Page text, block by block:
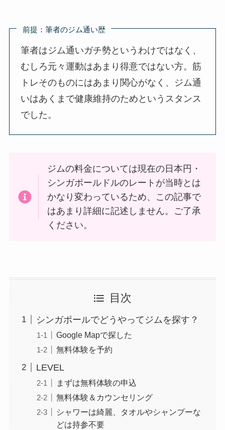
前提：筆者のジム通い歴
筆者はジム通いガチ勢というわけではなく、
むしろ元々運動はあまり得意ではない方。筋
トレそのものにはあまり関心がなく、ジム通
いはあくまで健康維持のためというスタンス
でした。
ジムの料金については現在の日本円・
シンガポールドルのレートが当時とは
かなり変わっているため、この記事で
はあまり詳細に記述しません。ご了承
ください。
目次
シンガポールでどうやってジムを探す？
Google Mapで探した
無料体験を予約
LEVEL
まずは無料体験の申込
無料体験＆カウンセリング
シャワーは綺麗、タオルやシャンプーな
どは持参不要